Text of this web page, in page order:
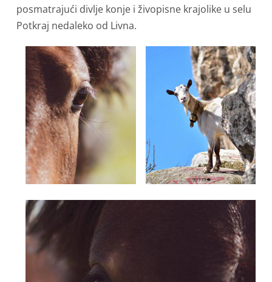
posmatrajući divlje konje i živopisne krajolike u selu
Potkraj nedaleko od Livna.